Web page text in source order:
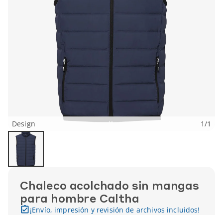
Design 1/1
Chaleco acolchado sin mangas
para hombre Caltha
¡Envío, impresión y revisión de archivos incluidos!